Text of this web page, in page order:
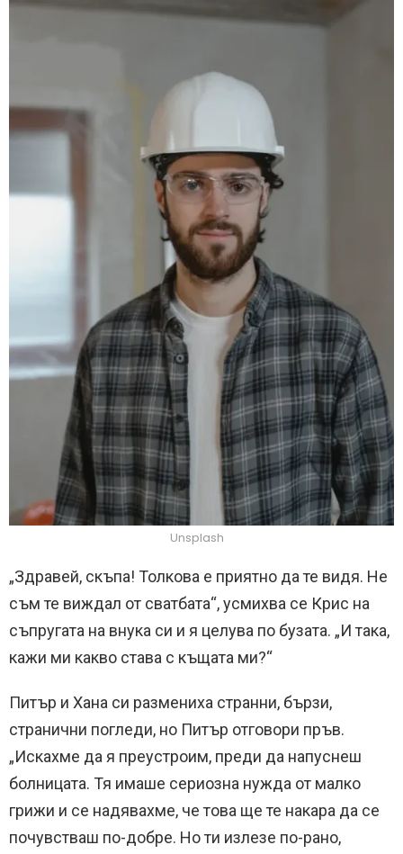
Unsplash
„Здравей, скъпа! Толкова е приятно да те видя. Не
съм те виждал от сватбата“, усмихва се Крис на
съпругата на внука си и я целува по бузата. „И така,
кажи ми какво става с къщата ми?“
Питър и Хана си размениха странни, бързи,
странични погледи, но Питър отговори пръв.
„Искахме да я преустроим, преди да напуснеш
болницата. Тя имаше сериозна нужда от малко
грижи и се надявахме, че това ще те накара да се
почувстваш по-добре. Но ти излезе по-рано,